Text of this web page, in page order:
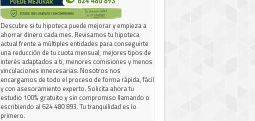
Descubre si tu hipoteca puede mejorar y empieza a
ahorrar dinero cada mes. Revisamos tu hipoteca
actual frente a múltiples entidades para conseguirte
una reducción de tu cuota mensual, mejores tipos de
interés adaptados a ti, menores comisiones y menos
vinculaciones innecesarias. Nosotros nos
encargamos de todo el proceso de forma rápida, fácil
y con asesoramiento experto. Solicita ahora tu
estudio 100% gratuito y sin compromiso llamando o
escribiendo al 624 480 893. Tu tranquilidad es lo
primero.